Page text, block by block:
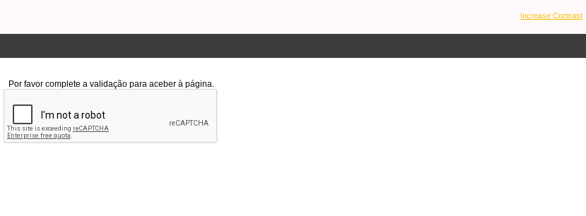
Increase Contrast
Por favor complete a validação para aceber à página.